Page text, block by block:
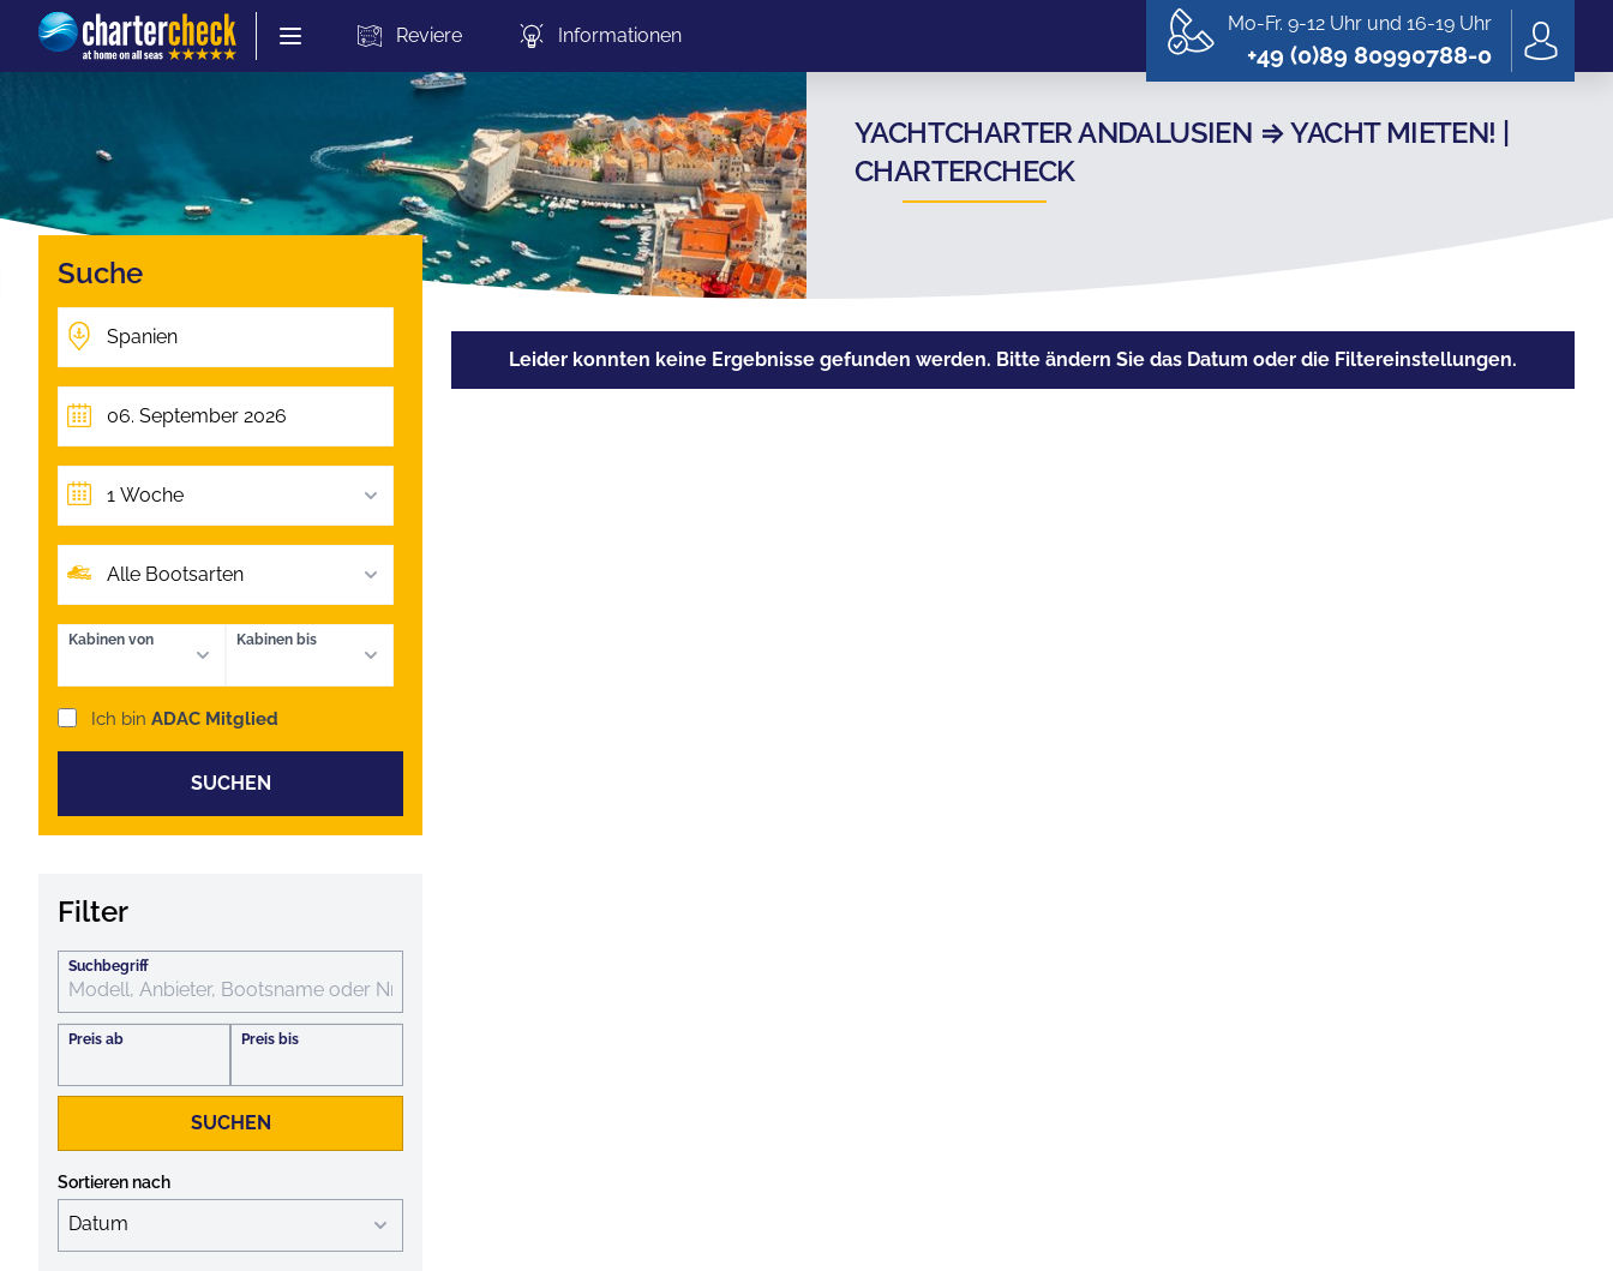
Chartercheck Reviere Informationen Mo-Fr. 9-12 Uhr und 16-19 Uhr
+49 (0)89 80990788-0
YACHTCHARTER ANDALUSIEN ⇒ YACHT MIETEN! |
CHARTERCHECK
Suche
1 Woche
Alle Bootsarten
Kabinen von Kabinen bis
Ich bin ADAC Mitglied
SUCHEN
Filter
Suchbegriff
Preis ab Preis bis
SUCHEN
Sortieren nach
Leider konnten keine Ergebnisse gefunden werden. Bitte ändern Sie das Datum oder die Filtereinstellungen.